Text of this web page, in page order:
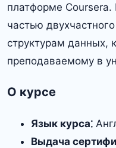
платформе Coursera.
частью
структурам данных,
преподаваемому в
О курсе
Язык курса⁚
Выдача